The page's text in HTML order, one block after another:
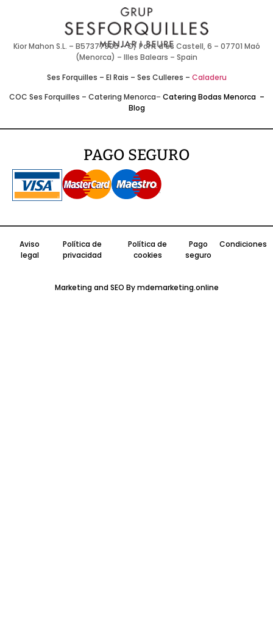
Kior Mahon S.L. – B57377905 – C/ Pont d’es Castell, 6 – 07701 Maó
(Menorca) – Illes Balears – Spain
Ses Forquilles – El Rais – Ses Culleres – Caladeru
COC Ses Forquilles – Catering Menorca– Catering Bodas Menorca –
Blog
PAGO SEGURO
Aviso
legal
Política de
privacidad
Política de
cookies
Pago
seguro
Condiciones
Marketing and SEO By mdemarketing.online